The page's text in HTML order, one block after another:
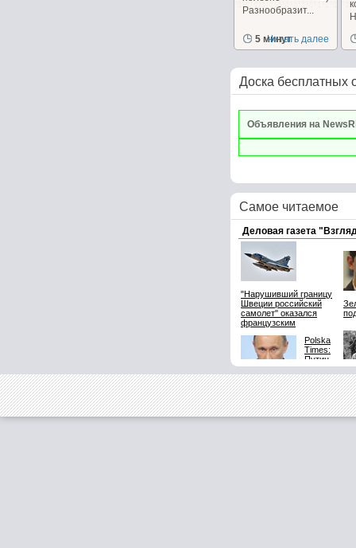
Разнообразит...
5 минут
Читать далее
Доска бесплатных
Объявления на
Самое читаемое